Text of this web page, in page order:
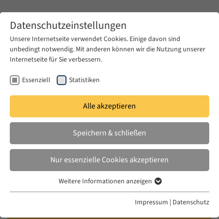
Zum Hauptinhalt springen
MI. 20 JULI 2022
Objects of Nature and Scientific
Knowledge on the Move: The
Robert College Natural History
Museum in Istanbul
Datenschutzeinstellungen
Unsere Internetseite verwendet Cookies. Einige davon sind
unbedingt notwendig. Mit anderen können wir die Nutzung unserer
Internetseite für Sie verbessern.
Essenziell Statistiken
Alle akzeptieren
Speichern & schließen
Nur essenzielle Cookies akzeptieren
Essenzielle Cookies werden für grundlegende Funktionen der
Weitere Informationen anzeigen
Impressum | Datenschutz